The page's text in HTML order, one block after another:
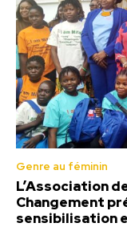
Genre au féminin
L’Association
Changement
sensibilisation